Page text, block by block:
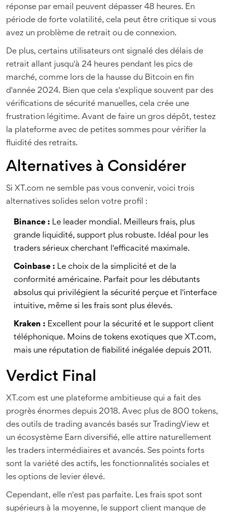
réponse par email peuvent dépasser 48 heures. En
période de forte volatilité, cela peut être critique si vous
avez un problème de retrait ou de connexion.
De plus, certains utilisateurs ont signalé des délais de
retrait allant jusqu'à 24 heures pendant les pics de
marché, comme lors de la hausse du Bitcoin en fin
d'année 2024. Bien que cela s'explique souvent par des
vérifications de sécurité manuelles, cela crée une
frustration légitime. Avant de faire un gros dépôt, testez
la plateforme avec de petites sommes pour vérifier la
fluidité des retraits.
Alternatives à Considérer
Si XT.com ne semble pas vous convenir, voici trois
alternatives solides selon votre profil :
Binance : Le leader mondial. Meilleurs frais, plus
grande liquidité, support plus robuste. Idéal pour les
traders sérieux cherchant l'efficacité maximale.
Coinbase : Le choix de la simplicité et de la
conformité américaine. Parfait pour les débutants
absolus qui privilégient la sécurité perçue et l'interface
intuitive, même si les frais sont plus élevés.
Kraken : Excellent pour la sécurité et le support client
téléphonique. Moins de tokens exotiques que XT.com,
mais une réputation de fiabilité inégalée depuis 2011.
Verdict Final
XT.com est une plateforme ambitieuse qui a fait des
progrès énormes depuis 2018. Avec plus de 800 tokens,
des outils de trading avancés basés sur TradingView et
un écosystème Earn diversifié, elle attire naturellement
les traders intermédiaires et avancés. Ses points forts
sont la variété des actifs, les fonctionnalités sociales et
les options de levier élevé.
Cependant, elle n'est pas parfaite. Les frais spot sont
supérieurs à la moyenne, le support client manque de